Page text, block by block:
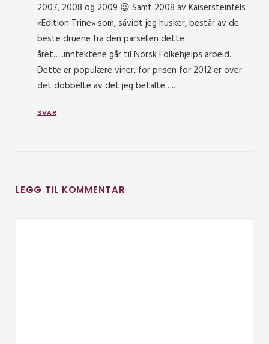
2007, 2008 og 2009 😉 Samt 2008 av Kaisersteinfels
«Edition Trine» som, såvidt jeg husker, består av de
beste druene fra den parsellen dette
året…..inntektene går til Norsk Folkehjelps arbeid.
Dette er populære viner, for prisen for 2012 er over
det dobbelte av det jeg betalte…..
SVAR
LEGG TIL KOMMENTAR